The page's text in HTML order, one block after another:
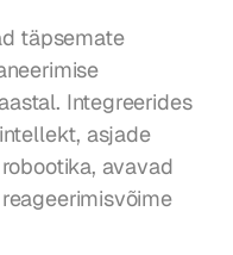
täpsemate
Integreerides
asjade
avavad